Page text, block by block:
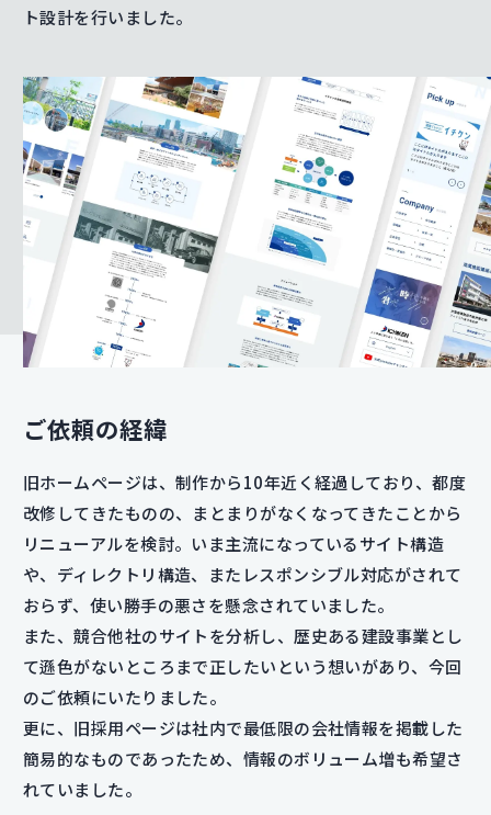
ト設計を行いました。
ご依頼の経緯
旧ホームページは、制作から10年近く経過しており、都度
改修してきたものの、まとまりがなくなってきたことから
リニューアルを検討。いま主流になっているサイト構造
や、ディレクトリ構造、またレスポンシブル対応がされて
おらず、使い勝手の悪さを懸念されていました。
また、競合他社のサイトを分析し、歴史ある建設事業とし
て遜色がないところまで正したいという想いがあり、今回
のご依頼にいたりました。
更に、旧採用ページは社内で最低限の会社情報を掲載した
簡易的なものであったため、情報のボリューム増も希望さ
れていました。